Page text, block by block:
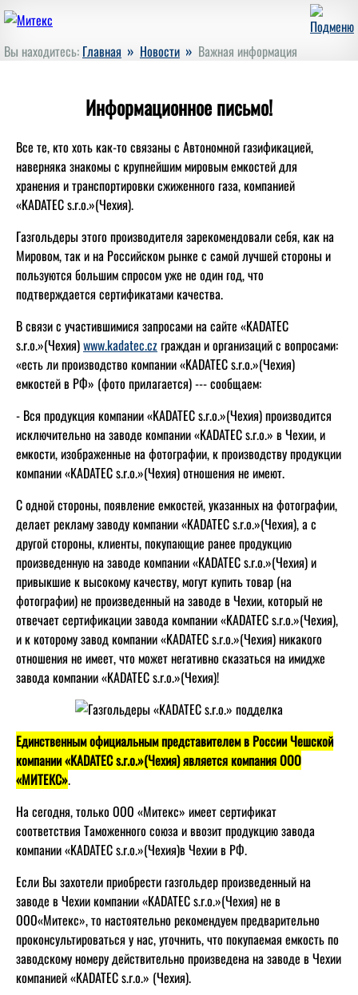
Вы находитесь: Главная » Новости » Важная информация
Информационное письмо!
Все те, кто хоть как-то связаны с Автономной газификацией,
наверняка знакомы с крупнейшим мировым емкостей для
хранения и транспортировки сжиженного газа, компанией
«KADATEC s.r.o.»(Чехия).
Газгольдеры этого производителя зарекомендовали себя, как на
Мировом, так и на Российском рынке с самой лучшей стороны и
пользуются большим спросом уже не один год, что
подтверждается сертификатами качества.
В связи с участившимися запросами на сайте «KADATEC
s.r.o.»(Чехия)www.kadatec.czграждан и организаций с вопросами:
«есть ли производство компании «KADATEC s.r.o.»(Чехия)
емкостей в РФ» (фото прилагается) --- сообщаем:
- Вся продукция компании «KADATEC s.r.o.»(Чехия) производится
исключительно на заводе компании «KADATEC s.r.o.» в Чехии, и
емкости, изображенные на фотографии, к производству продукции
компании «KADATEC s.r.o.»(Чехия) отношения не имеют.
С одной стороны, появление емкостей, указанных на фотографии,
делает рекламу заводу компании «KADATEC s.r.o.»(Чехия), а с
другой стороны, клиенты, покупающие ранее продукцию
произведенную на заводе компании «KADATEC s.r.o.»(Чехия) и
привыкшие к высокому качеству, могут купить товар (на
фотографии) не произведенный на заводе в Чехии, который не
отвечает сертификации завода компании «KADATEC s.r.o.»(Чехия),
и к которому завод компании «KADATEC s.r.o.»(Чехия) никакого
отношения не имеет, что может негативно сказаться на имидже
завода компании «KADATEC s.r.o.»(Чехия)!
Единственным официальным представителем в России Чешской
компании «KADATEC s.r.o.»(Чехия) является компания ООО
«МИТЕКС».
На сегодня, только ООО «Митекс» имеет сертификат
соответствия Таможенного союза и ввозит продукцию завода
компании «KADATEC s.r.o.»(Чехия)в Чехии в РФ.
Если Вы захотели приобрести газгольдер произведенный на
заводе в Чехии компании «KADATEC s.r.o.»(Чехия) не в
ООО«Митекс», то настоятельно рекомендуем предварительно
проконсультироваться у нас, уточнить, что покупаемая емкость по
заводскому номеру действительно произведена на заводе в Чехии
компанией «KADATEC s.r.o.» (Чехия).